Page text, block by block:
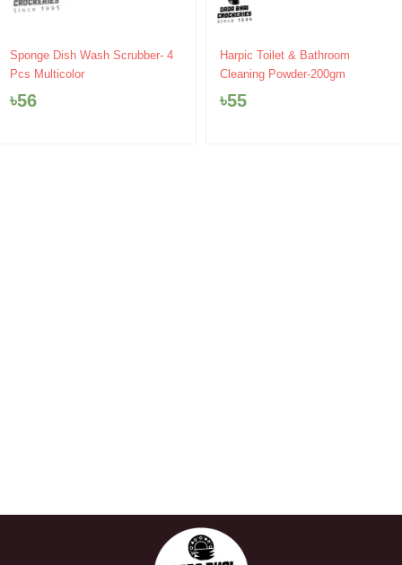
Sponge Dish Wash Scrubber- 4
Pcs Multicolor
৳56
Harpic Toilet & Bathroom
Cleaning Powder-200gm
৳55